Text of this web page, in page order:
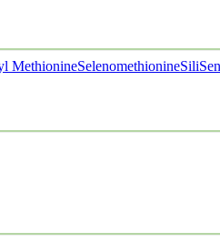
MethionineSelenomethionine